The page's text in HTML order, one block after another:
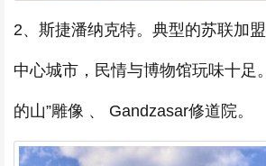
2、斯捷潘纳克特。典型的苏联加
中心城市，民情与博物馆玩味十足
的山”雕像 、 Gandzasar修道院。